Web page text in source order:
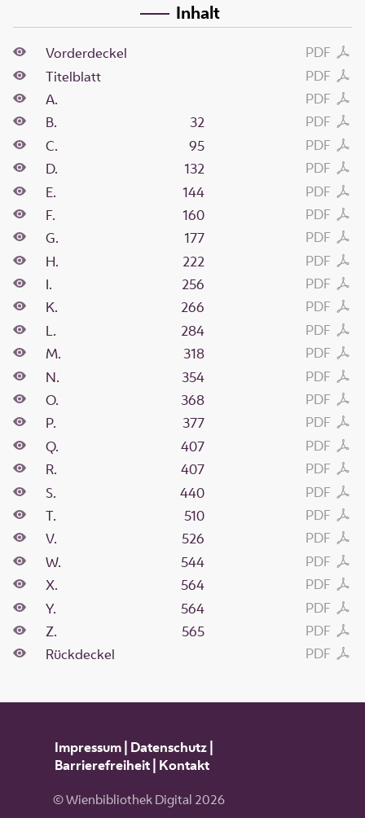
Inhalt
PDF
Vorderdeckel
PDF
Titelblatt
PDF
A.
PDF
32
B.
PDF
95
C.
PDF
132
D.
PDF
144
E.
PDF
160
F.
PDF
177
G.
PDF
222
H.
PDF
256
I.
PDF
266
K.
PDF
284
L.
PDF
318
M.
PDF
354
N.
PDF
368
O.
PDF
377
P.
PDF
407
Q.
PDF
407
R.
PDF
440
S.
PDF
510
T.
PDF
526
V.
PDF
544
W.
PDF
564
X.
PDF
564
Y.
PDF
565
Z.
PDF
Rückdeckel
Impressum| Datenschutz|
Barrierefreiheit| Kontakt
© Wienbibliothek Digital 2026